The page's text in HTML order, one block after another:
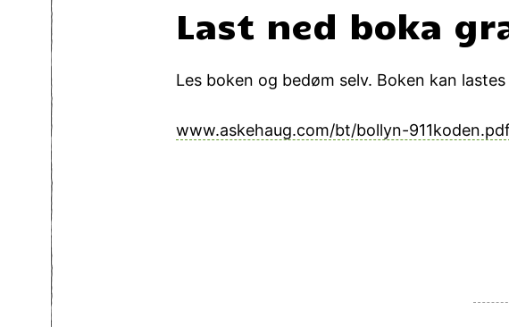
Last ned boka
Les boken og bedøm selv. Boken kan
www.askehaug.com/bt/bollyn-911koden.pdf